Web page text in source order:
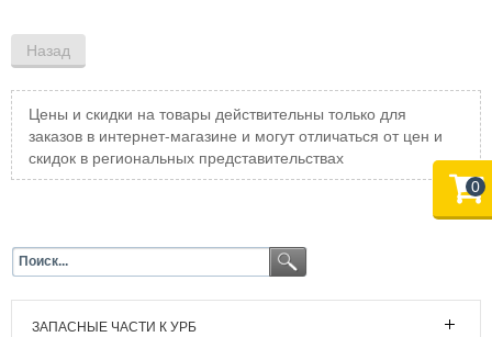
Цены и скидки на товары действительны только для
заказов в интернет-магазине и могут отличаться от цен и
скидок в региональных представительствах
ЗАПАСНЫЕ ЧАСТИ К УРБ
0